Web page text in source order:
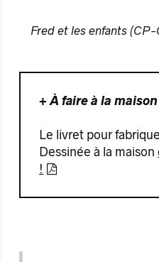
Fred et les enfants
+ À faire à la maison
Le livret pour
Dessinée à la maison
!